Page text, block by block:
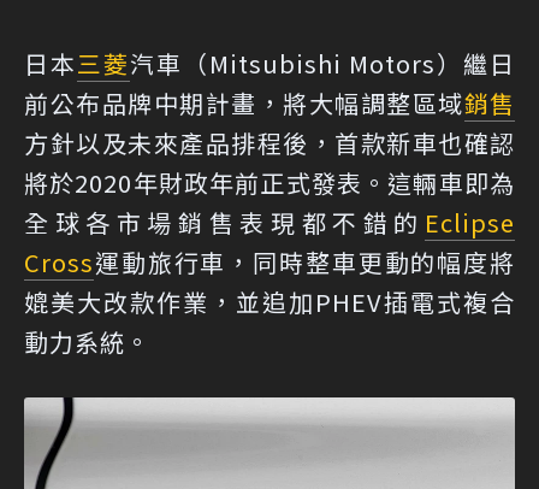
日本三菱汽車（Mitsubishi Motors）繼日
前公布品牌中期計畫，將大幅調整區域銷售
方針以及未來產品排程後，首款新車也確認
將於2020年財政年前正式發表。這輛車即為
全球各市場銷售表現都不錯的 Eclipse
Cross運動旅行車，同時整車更動的幅度將
媲美大改款作業，並追加PHEV插電式複合
動力系統。